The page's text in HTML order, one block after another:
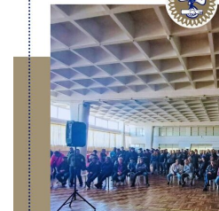
Mutual
Capacitación
Seccionales
Noticias
Contacto